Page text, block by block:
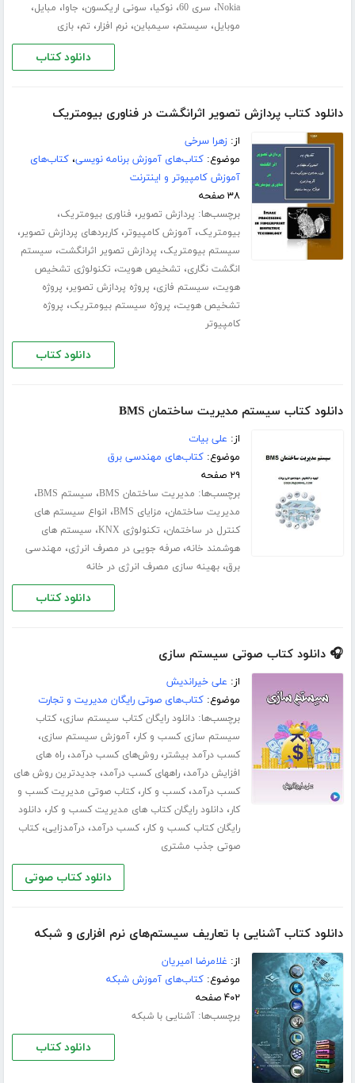
Nokia، سری 60 ،نوکیا، سونی اریکسون، جاوا، مبایل،
موبایل، سیستم، سیمباین،نرم افزار، تم،بازی
دانلود کتاب
دانلود کتاب پردازش تصویر اثرانگشت در فناوری بیومتریک
از:زهرا سرخی
موضوع:کتاب‌های آموزش برنامه نویسی،کتاب‌های
آموزش کامپیوتر و اینترنت
۳۸ صفحه
برچسب‌ها: پردازش تصویر، فناوری بیومتریک،
بیومتریک،آموزش کامپیوتر،کاربردهای پردازش تصویر،
سیستم بیومتریک، پردازش تصویر اثرانگشت، سیستم
انگشت نگاری، تشخیص هویت، تکنولوژی تشخیص
هویت، سیستم فازی، پروژه پردازش تصویر، پروژه
تشخیص هویت، پروژه سیستم بیومتریک، پروژه
کامپیوتر
دانلود کتاب
دانلود کتاب سیستم مدیریت ساختمان BMS
از: علی بیات
موضوع:کتاب‌های مهندسی برق
۲۹ صفحه
برچسب‌ها: مدیریت ساختمان BMS ، سیستم BMS ،
مدیریت ساختمان، مزایای BMS ، انواع سیستم های
کنترل در ساختمان، تکنولوژی KNX ، سیستم های
هوشمند خانه،صرفه جویی در مصرف انرژی، مهندسی
برق،بهینه سازی مصرف انرژی در خانه
دانلود کتاب
🎧 دانلود کتاب صوتی سیستم سازی
از: علی خیراندیش
موضوع:کتاب‌های صوتی رایگان مدیریت و تجارت
برچسب‌ها:دانلود رایگان کتاب سیستم سازی،کتاب
سیستم سازی کسب و کار،آموزش سیستم سازی،
کسب درآمد بیشتر،روش‌های کسب درآمد،راه های
افزایش درآمد،راههای کسب درآمد، جدیدترین روش های
کسب درآمد،کسب و کار،کتاب صوتی مدیریت کسب و
کار،دانلود رایگان کتاب های مدیریت کسب و کار،دانلود
رایگان کتاب کسب و کار،کسب درآمد،درآمدزایی،کتاب
صوتی جذب مشتری
دانلود کتاب صوتی
دانلود کتاب آشنایی با تعاریف سیستم‌های نرم افزاری و شبکه
از: غلامرضا امیریان
موضوع:کتاب‌های آموزش شبکه
۴۰۲ صفحه
برچسب‌ها:آشنایی با شبکه
دانلود کتاب